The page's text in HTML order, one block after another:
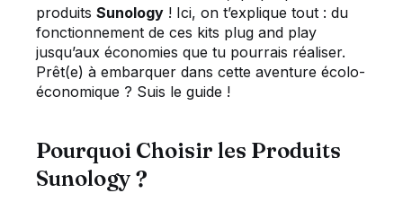
produits Sunology ! Ici, on t’explique tout : du
fonctionnement de ces kits plug and play
jusqu’aux économies que tu pourrais réaliser.
Prêt(e) à embarquer dans cette aventure écolo-
économique ? Suis le guide !
Pourquoi Choisir les Produits
Sunology ?